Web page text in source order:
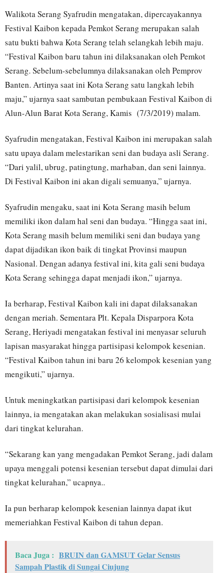
Walikota Serang Syafrudin mengatakan, dipercayakannya
Festival Kaibon kepada Pemkot Serang merupakan salah
satu bukti bahwa Kota Serang telah selangkah lebih maju.
“Festival Kaibon baru tahun ini dilaksanakan oleh Pemkot
Serang. Sebelum-sebelumnya dilaksanakan oleh Pemprov
Banten. Artinya saat ini Kota Serang satu langkah lebih
maju,” ujarnya saat sambutan pembukaan Festival Kaibon di
Alun-Alun Barat Kota Serang, Kamis (7/3/2019) malam.
Syafrudin mengatakan, Festival Kaibon ini merupakan salah
satu upaya dalam melestarikan seni dan budaya asli Serang.
“Dari yalil, ubrug, patingtung, marhaban, dan seni lainnya.
Di Festival Kaibon ini akan digali semuanya,” ujarnya.
Syafrudin mengaku, saat ini Kota Serang masih belum
memiliki ikon dalam hal seni dan budaya. “Hingga saat ini,
Kota Serang masih belum memiliki seni dan budaya yang
dapat dijadikan ikon baik di tingkat Provinsi maupun
Nasional. Dengan adanya festival ini, kita gali seni budaya
Kota Serang sehingga dapat menjadi ikon,” ujarnya.
Ia berharap, Festival Kaibon kali ini dapat dilaksanakan
dengan meriah. Sementara Plt. Kepala Disparpora Kota
Serang, Heriyadi mengatakan festival ini menyasar seluruh
lapisan masyarakat hingga partisipasi kelompok kesenian.
“Festival Kaibon tahun ini baru 26 kelompok kesenian yang
mengikuti,” ujarnya.
Untuk meningkatkan partisipasi dari kelompok kesenian
lainnya, ia mengatakan akan melakukan sosialisasi mulai
dari tingkat kelurahan.
“Sekarang kan yang mengadakan Pemkot Serang, jadi dalam
upaya menggali potensi kesenian tersebut dapat dimulai dari
tingkat kelurahan,” ucapnya..
Ia pun berharap kelompok kesenian lainnya dapat ikut
memeriahkan Festival Kaibon di tahun depan.
Baca Juga : BRUIN dan GAMSUT Gelar Sensus
Sampah Plastik di Sungai Ciujung